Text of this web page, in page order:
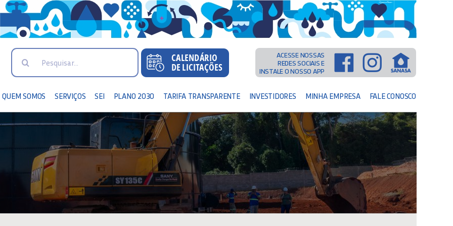
Search
ACESSE NOSSAS
REDES SOCIAIS E
INSTALE O NOSSO APP
QUEM SOMOS SERVIÇOS SEI PLANO 2030 TARIFA TRANSPARENTE INVESTIDORES MINHA EMPRESA FALE CONOSCO